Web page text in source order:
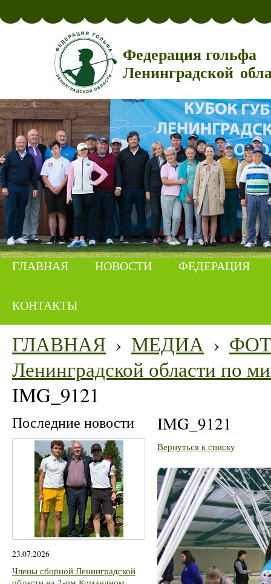
Федерация гольфа
Ленинградской
ГЛАВНАЯ НОВОСТИ ФЕДЕРАЦИЯ
КОНТАКТЫ
ГЛАВНАЯ › МЕДИА ›
Ленинградской области по
IMG_9121
Последние новости
23.07.2026
Члены сборной Ленинградской
IMG_9121
Вернуться к списку